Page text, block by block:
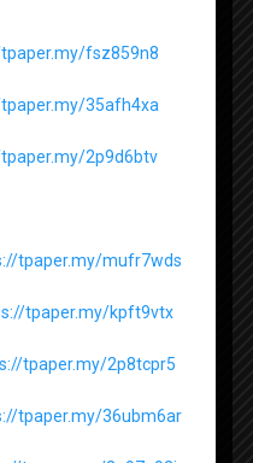
Sesi
Semakan
tpaper.my/9rnprjrw
tpaper.my/33enfc4y
tpaper.my/5x4yd6w7
tpaper.my/2p94hbf5
1 –
2p8shv4m
fsz859n8
35afh4xa
2p9d6btv
tpaper.my/mufr7wds
tpaper.my/kpft9vtx
tpaper.my/2p8tcpr5
tpaper.my/36ubm6ar